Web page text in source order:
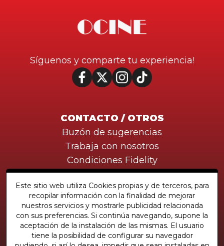
Síguenos y comparte tu experiencia!
CONTACTO / OTROS
Buzón de sugerencias
Trabaja con nosotros
Condiciones Fidelity
Descarga la nueva APP!
Este sitio web utiliza Cookies propias y de terceros, para
recopilar información con la finalidad de mejorar
nuestros servicios y mostrarle publicidad relacionada
con sus preferencias. Si continúa navegando, supone la
aceptación de la instalación de las mismas. El usuario
tiene la posibilidad de configurar su navegador